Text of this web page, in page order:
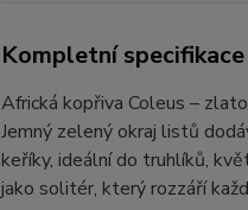
Kompletní specifikace
Africká kopřiva Coleus –
Jemný zelený okraj listů
keříky, ideální do truhlíků,
jako solitér, který rozzáří